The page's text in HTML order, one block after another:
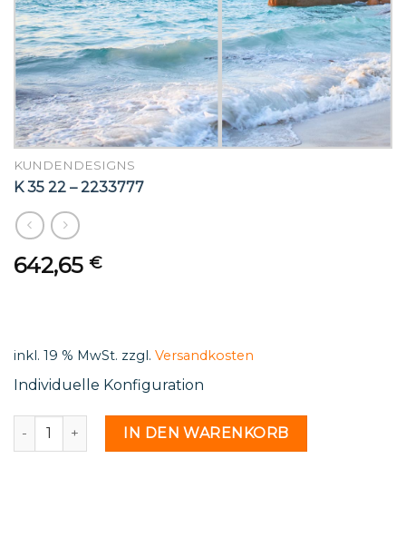
KUNDENDESIGNS
K 35 22 – 2233777
642,65 €
inkl. 19 % MwSt. zzgl. Versandkosten
Individuelle Konfiguration
K 35 22 - 2233777 MengeIN DEN WARENKORB